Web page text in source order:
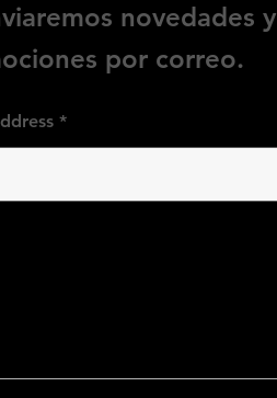
novedades y
por correo.